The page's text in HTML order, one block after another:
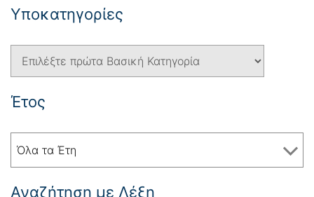
Yποκατηγορίες
Έτος
Όλα τα Έτη
Αναζήτηση με Λέξη